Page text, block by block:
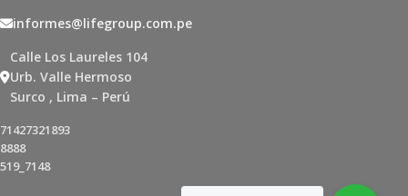
informes@lifegroup.com.pe
Calle Los Laureles 104
Urb. Valle Hermoso
Surco , Lima – Perú
71427321893
8888
519_7148